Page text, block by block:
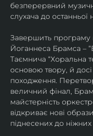
безперервний
слухача до останньої
Завершить
Йоганнеса Брамса –
Таємнича “Хоральна
основою твору, й
походження.
величний фінал,
майстерність
відкриває нові
піднесених до